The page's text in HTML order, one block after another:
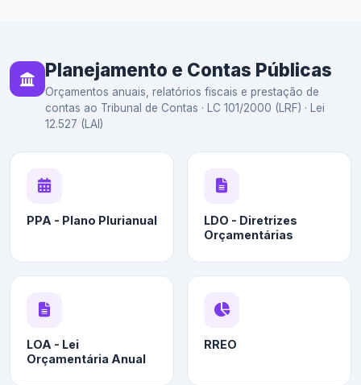
Planejamento e Contas Públicas
Orçamentos anuais, relatórios fiscais e prestação de
contas ao Tribunal de Contas · LC 101/2000 (LRF) · Lei
12.527 (LAI)
PPA - Plano Plurianual
LDO - Diretrizes
Orçamentárias
LOA - Lei
Orçamentária Anual
RREO